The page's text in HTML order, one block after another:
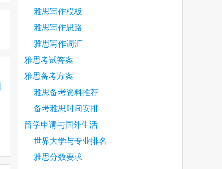
雅思写作模板
雅思写作思路
雅思写作词汇
雅思考试答案
雅思备考方案
雅思备考资料推荐
备考雅思时间安排
留学申请与国外生活
世界大学与专业排名
雅思分数要求